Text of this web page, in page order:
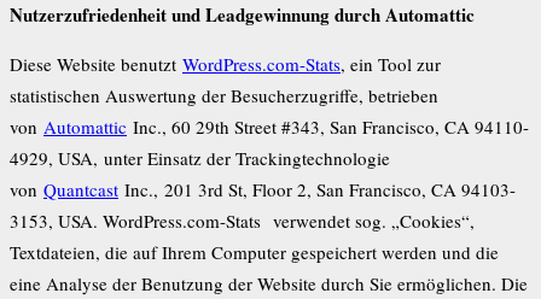
Nutzerzufriedenheit und Leadgewinnung durch Automattic
Diese Website benutzt WordPress.com-Stats, ein Tool zur
statistischen Auswertung der Besucherzugriffe, betrieben
von Automattic Inc., 60 29th Street #343, San Francisco, CA 94110-
4929, USA, unter Einsatz der Trackingtechnologie
von Quantcast Inc., 201 3rd St, Floor 2, San Francisco, CA 94103-
3153, USA. WordPress.com-Stats verwendet sog. „Cookies“,
Textdateien, die auf Ihrem Computer gespeichert werden und die
eine Analyse der Benutzung der Website durch Sie ermöglichen. Die